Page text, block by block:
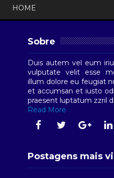
HOME
Sobre
Duis autem vel eum
vulputate velit esse
illum dolore eu feugiat
et accumsan et iusto
praesent luptatum zzril
Read More
Postagens mais